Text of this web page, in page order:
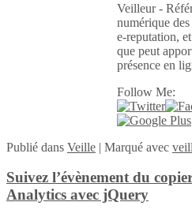
Veilleur -
numérique
e-reputation,
que peut
présence en
Follow Me:
Publié dans Veille | Marqué avec
Suivez l’évènement du
Analytics avec jQuery